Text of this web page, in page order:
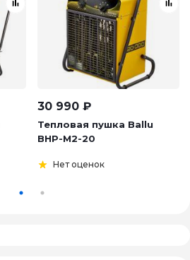
30 990 ₽
Тепловая пушка Ballu
BHP-M2-20
Нет оценок